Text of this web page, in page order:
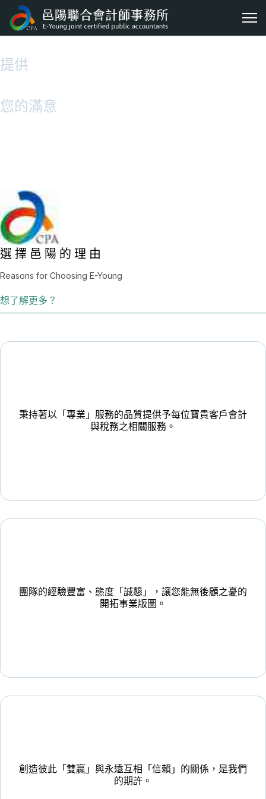
投入
與我們聯繫
提供
與我們聯繫
您的滿意
選 擇 邑 陽 的 理 由
Reasons for Choosing E-Young
想了解更多？
秉持著以「專業」服務的品質提供予每位寶貴客戶會計
與稅務之相關服務。
團隊的經驗豐富、態度「誠懇」，讓您能無後顧之憂的
開拓事業版圖。
創造彼此「雙贏」與永遠互相「信賴」的關係，是我們
的期許。